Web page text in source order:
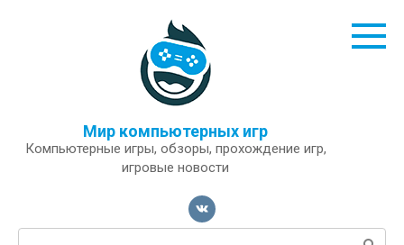
Мир компьютерных игр
Компьютерные игры, обзоры, прохождение игр,
игровые новости
Поиск: